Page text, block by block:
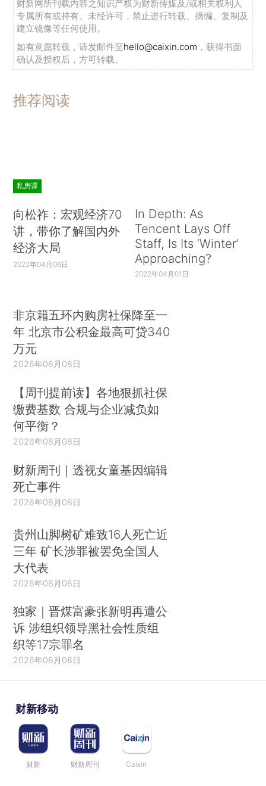
财新网所刊载内容之知识产权为财新传媒及/或相关权利人
专属所有或持有。未经许可，禁止进行转载、摘编、复制及
建立镜像等任何使用。
如有意愿转载，请发邮件至hello@caixin.com ，获得书面
确认及授权后，方可转载。
推荐阅读
私房课
向松祚：宏观经济70
讲，带你了解国内外
经济大局
2022年04月06日
In Depth: As
Tencent Lays Off
Staff, Is Its ‘Winter’
Approaching?
2022年04月01日
非京籍五环内购房社保降至一
年 北京市公积金最高可贷340
万元
2026年08月08日
【周刊提前读】各地狠抓社保
缴费基数 合规与企业减负如
何平衡？
2026年08月08日
财新周刊｜透视女童基因编辑
死亡事件
2026年08月08日
贵州山脚树矿难致16人死亡近
三年 矿长涉罪被罢免全国人
大代表
2026年08月08日
独家｜晋煤富豪张新明再遭公
诉 涉组织领导黑社会性质组
织等17宗罪名
2026年08月08日
财新移动
财新 财新周刊 Caixin